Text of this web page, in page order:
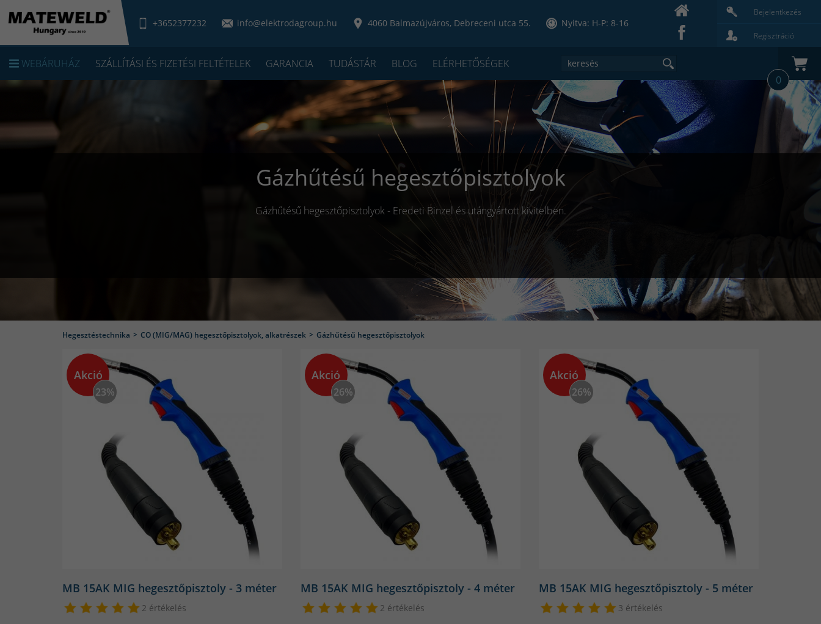
Bejelentkezés
Regisztráció
+3652377232 info@elektrodagroup.hu 4060 Balmazújváros, Debreceni utca 55. Nyitva: H-P: 8-16
WEBÁRUHÁZ SZÁLLÍTÁSI ÉS FIZETÉSI FELTÉTELEK GARANCIA TUDÁSTÁR BLOG
ELÉRHETŐSÉGEK
0
Gázhűtésű hegesztőpisztolyok
Gázhűtésű hegesztőpisztolyok - Eredeti Binzel és utángyártott kivitelben.
Hegesztéstechnika CO (MIG/MAG) hegesztőpisztolyok, alkatrészek Gázhűtésű hegesztőpisztolyok
Akció
23%
MB 15AK MIG hegesztőpisztoly - 3 méter
2 értékelés
Akció
26%
MB 15AK MIG hegesztőpisztoly - 4 méter
2 értékelés
Akció
26%
MB 15AK MIG hegesztőpisztoly - 5 méter
3 értékelés